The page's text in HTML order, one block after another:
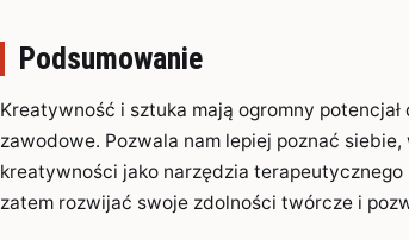
Podsumowanie
Kreatywność i sztuka mają ogromny
zawodowe. Pozwala nam lepiej poznać
kreatywności jako narzędzia
zatem rozwijać swoje zdolności twórcze i